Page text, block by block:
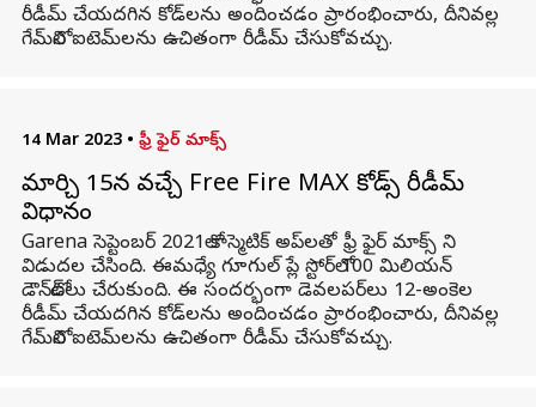
రీడీమ్ చేయదగిన కోడ్‌లను అందించడం ప్రారంభించారు, దీనివల్ల
గేమ్‌లోని ఐటెమ్‌లను ఉచితంగా రీడీమ్ చేసుకోవచ్చు.
14 Mar 2023 • ఫ్రీ ఫైర్ మాక్స్
మార్చి 15న వచ్చే Free Fire MAX కోడ్స్ రీడీమ్
విధానం
Garena సెప్టెంబర్ 2021లో కాస్మెటిక్ అప్‌లతో ఫ్రీ ఫైర్ మాక్స్ ని
విడుదల చేసింది. ఈమధ్యే గూగుల్ ప్లే స్టోర్‌లో 100 మిలియన్
డౌన్‌లోడ్‌లు చేరుకుంది. ఈ సందర్భంగా డెవలపర్‌లు 12-అంకెల
రీడీమ్ చేయదగిన కోడ్‌లను అందించడం ప్రారంభించారు, దీనివల్ల
గేమ్‌లోని ఐటెమ్‌లను ఉచితంగా రీడీమ్ చేసుకోవచ్చు.